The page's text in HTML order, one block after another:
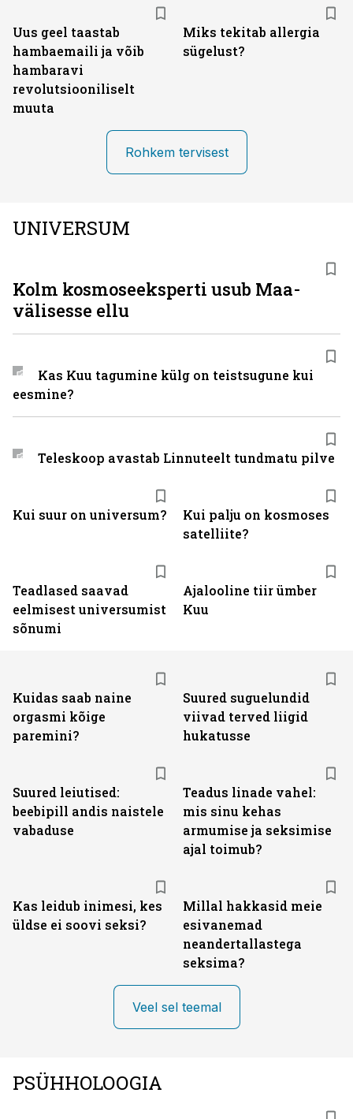
Uus geel taastab
hambaemaili ja võib
hambaravi
revolutsiooniliselt
muuta
Miks tekitab allergia
sügelust?
Rohkem tervisest
UNIVERSUM
Kui suur on universum?
Kui palju on kosmoses
satelliite?
Teadlased saavad
eelmisest universumist
sõnumi
Ajalooline tiir ümber
Kuu
Kolm kosmoseeksperti usub Maa-
välisesse ellu
Kas Kuu tagumine külg on teistsugune kui
eesmine?
Teleskoop avastab Linnuteelt tundmatu pilve
Kuidas saab naine
orgasmi kõige
paremini?
Suured suguelundid
viivad terved liigid
hukatusse
Suured leiutised:
beebipill andis naistele
vabaduse
Teadus linade vahel:
mis sinu kehas
armumise ja seksimise
ajal toimub?
Kas leidub inimesi, kes
üldse ei soovi seksi?
Millal hakkasid meie
esivanemad
neandertallastega
seksima?
Veel sel teemal
PSÜHHOLOOGIA